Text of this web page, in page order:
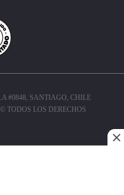
#0848, SANTIAGO, CHILE
TODOS LOS DERECHOS